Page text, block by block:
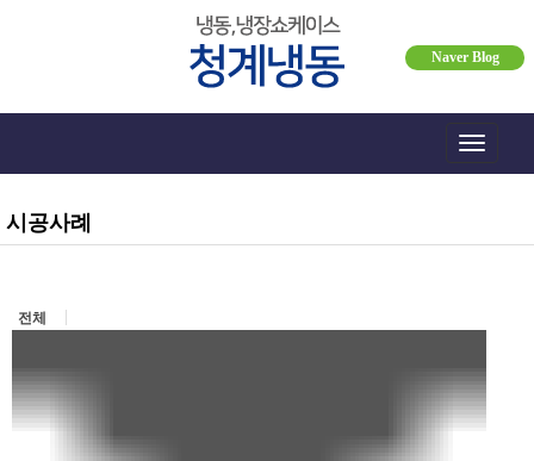
Naver Blog
Toggle
시공사례
전체